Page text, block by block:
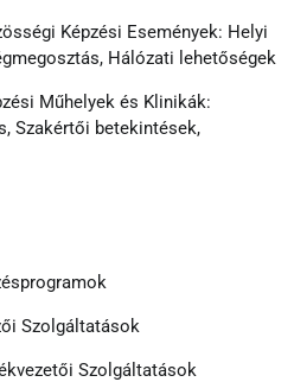
Képzési Események: Helyi
Hálózati lehetőségek
Műhelyek és Klinikák:
Szakértői betekintések,
Szolgáltatások
Szolgáltatások